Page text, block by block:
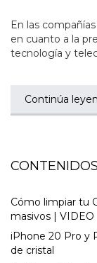
En las
en cuanto a la
tecnología y
Continúa
Cómo limpiar tu
masivos | VIDEO
iPhone 20 Pro y
de cristal